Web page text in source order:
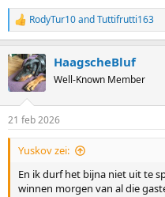
R
e
c
t
i
s
:
RodyTur10andTuttifrutti163
HaagscheBluf
Well-Known Member
21 feb 2026
Yuskov zei:
En ik durf het bijna niet uit te
winnen morgen van al die